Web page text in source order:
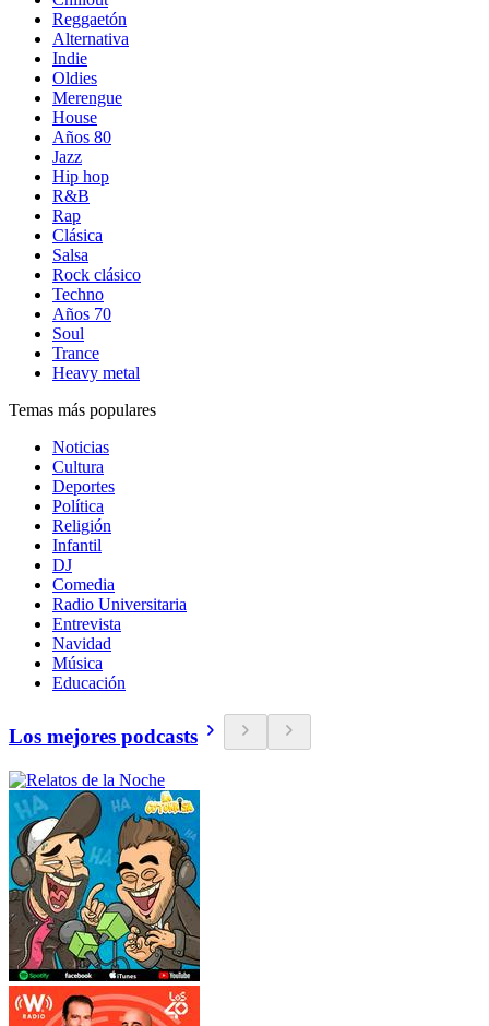
Reggaetón
Alternativa
Indie
Oldies
Merengue
House
Años 80
Jazz
Hip hop
R&B
Rap
Clásica
Salsa
Rock clásico
Techno
Años 70
Soul
Trance
Heavy metal
Temas más populares
Noticias
Cultura
Deportes
Política
Religión
Infantil
DJ
Comedia
Radio Universitaria
Entrevista
Navidad
Música
Educación
Los mejores podcasts